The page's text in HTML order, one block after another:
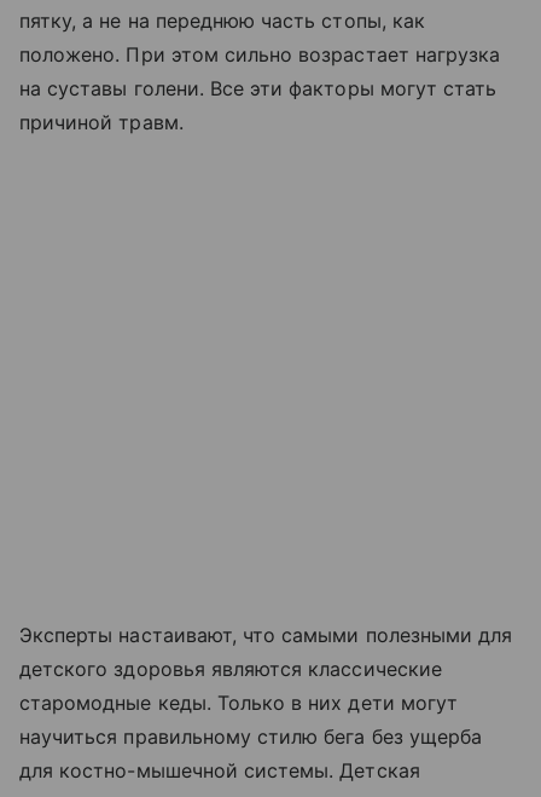
пятку, а не на переднюю часть стопы, как
положено. При этом сильно возрастает нагрузка
на суставы голени. Все эти факторы могут стать
причиной травм.
Эксперты настаивают, что самыми полезными для
детского здоровья являются классические
старомодные кеды. Только в них дети могут
научиться правильному стилю бега без ущерба
для костно-мышечной системы. Детская